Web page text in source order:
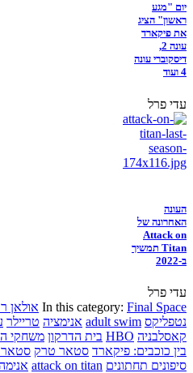
יום "מגע
ראשון" הציג
את פיקארד
עונה 2,
דיסקוברי עונה
4 ועוד
עדי פרל
העונה
האחרונה של
Attack on
Titan תמשיך
ב-2022
עדי פרל
In this category: Final Space אולאן
נטפליקס adult swim אנימציה טריילר
קאסלבניה HBO בית הדרקון משחקי
בין כוכבים: פיקארד סטאר טרק סטאר
סיפונים תחתונים attack on titan